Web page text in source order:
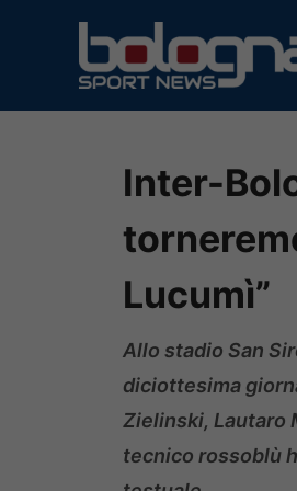
contenuto
Inter-
Lucumì”
Allo stadio San
diciottesima
Zielinski, Lautaro
tecnico rossoblù